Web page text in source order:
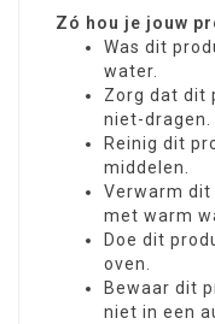
Zó hou je jouw
Was dit
water.
Zorg dat dit
niet-dragen.
Reinig dit
middelen.
Verwarm
met warm
Doe dit
oven.
Bewaar dit
niet in een